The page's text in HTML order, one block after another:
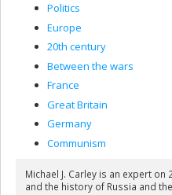
Politics
Europe
20th century
Between the wars
France
Great Britain
Germany
Communism
Michael J. Carley is an expert on
and the history of Russia and